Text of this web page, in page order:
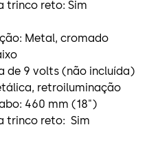
trinco reto: Sim
Metal, cromado
de 9 volts (não incluída)
retroiluminação
460 mm (18")
trinco reto: Sim